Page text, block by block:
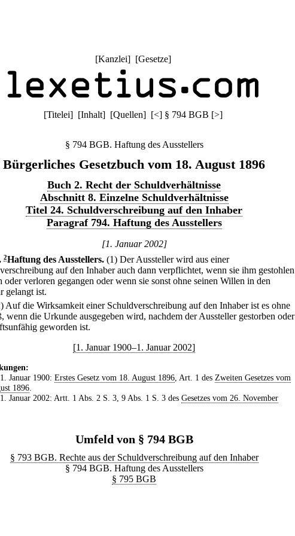
[Kanzlei] [Gesetze]
[Titelei] [Inhalt] [Quellen] [<] § 794 BGB [>]
§ 794 BGB. Haftung des Ausstellers
Bürgerliches Gesetzbuch vom 18. August 1896
Buch 2. Recht der Schuldverhältnisse
Abschnitt 8. Einzelne Schuldverhältnisse
Titel 24. Schuldverschreibung auf den Inhaber
Paragraf 794. Haftung des Ausstellers
[1. Januar 2002]
2Haftung des Ausstellers. (1) Der Aussteller wird aus einer
auf den Inhaber auch dann verpflichtet, wenn sie ihm gestohlen
oder verloren gegangen oder wenn sie sonst ohne seinen Willen in den
gelangt ist.
Auf die Wirksamkeit einer Schuldverschreibung auf den Inhaber ist es ohne
wenn die Urkunde ausgegeben wird, nachdem der Aussteller gestorben oder
geworden ist.
[1. Januar 1900–1. Januar 2002]
Januar 1900: Erstes Gesetz vom 18. August 1896, Art. 1 des Zweiten Gesetzes vom
1896.
Januar 2002: Artt. 1 Abs. 2 S. 3, 9 Abs. 1 S. 3 des Gesetzes vom 26. November
Umfeld von § 794 BGB
§ 793 BGB. Rechte aus der Schuldverschreibung auf den Inhaber
§ 794 BGB. Haftung des Ausstellers
§ 795 BGB